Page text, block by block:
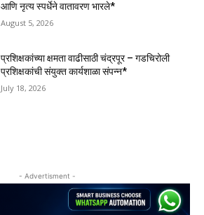
आणि नृत्य स्पर्धेने वातावरण भारले*
August 5, 2026
प्रशिक्षकांच्या क्षमता वाढीसाठी चंद्रपूर – गडचिरोली
प्रशिक्षकांची संयुक्त कार्यशाळा संपन्न*
July 18, 2026
- Advertisment -